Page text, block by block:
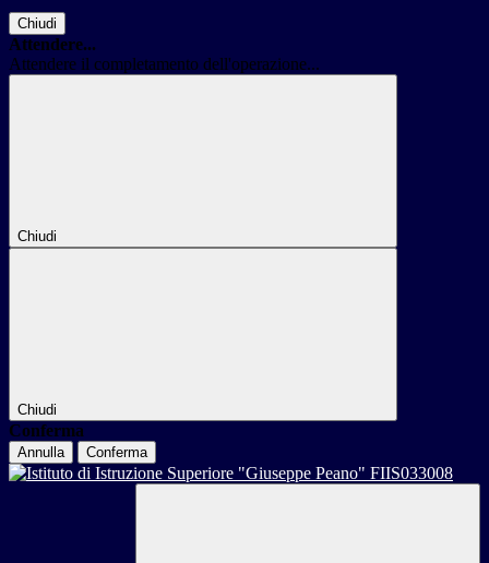
Chiudi
Attendere...
Attendere il completamento dell'operazione...
Chiudi
Chiudi
Conferma
Annulla Conferma